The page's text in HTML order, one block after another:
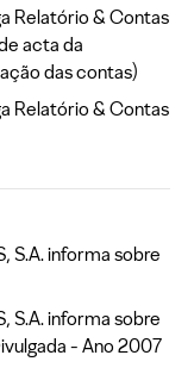
Relatório & Contas
acta da
das contas)
Relatório & Contas
S.A. informa sobre
S.A. informa sobre
- Ano 2007